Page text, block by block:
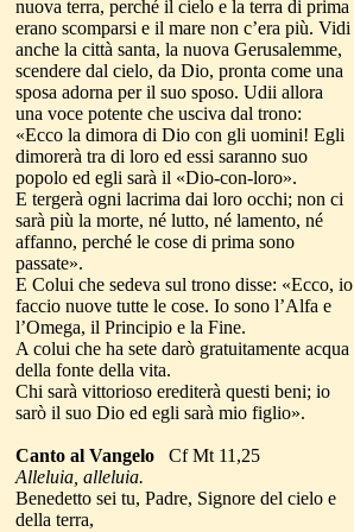
nuova terra, perché il cielo e la terra di prima
erano scomparsi e il mare non c’era più. Vidi
anche la città santa, la nuova Gerusalemme,
scendere dal cielo, da Dio, pronta come una
sposa adorna per il suo sposo. Udii allora
una voce potente che usciva dal trono:
«Ecco la dimora di Dio con gli uomini! Egli
dimorerà tra di loro ed essi saranno suo
popolo ed egli sarà il «Dio-con-loro».
E tergerà ogni lacrima dai loro occhi; non ci
sarà più la morte, né lutto, né lamento, né
affanno, perché le cose di prima sono
passate».
E Colui che sedeva sul trono disse: «Ecco, io
faccio nuove tutte le cose. Io sono l’Alfa e
l’Omega, il Principio e la Fine.
A colui che ha sete darò gratuitamente acqua
della fonte della vita.
Chi sarà vittorioso erediterà questi beni; io
sarò il suo Dio ed egli sarà mio figlio».
Canto al Vangelo
Cf Mt 11,25
Alleluia, alleluia.
Benedetto sei tu, Padre, Signore del cielo e
della terra,